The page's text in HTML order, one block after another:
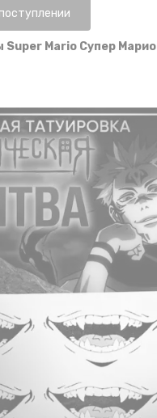
Super Mario Супер Марио